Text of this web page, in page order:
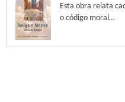
Esta obra relata
o código moral…